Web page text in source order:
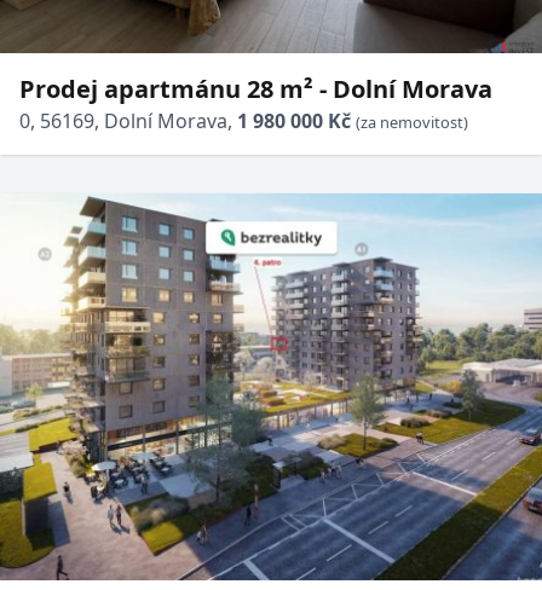
Prodej apartmánu 28 m² - Dolní Morava
0, 56169, Dolní Morava, 1 980 000 Kč (za nemovitost)